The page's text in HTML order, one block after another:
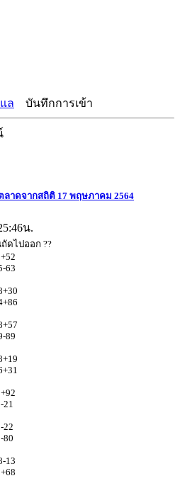
ล
บันทึกการเข้า
ลาดจากสถิติ 17 พฤษภาคม 2564
น.
ดไปออก ??
63
89
13